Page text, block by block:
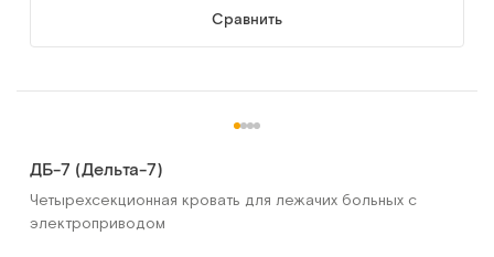
Сравнить
ДБ-7 (Дельта-7)
Четырехсекционная кровать для лежачих больных с
электроприводом